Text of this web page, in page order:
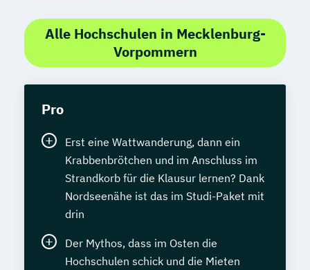
Alle Hochschulen in Mecklenburg-
Vorpommern
Pro
Erst eine Wattwanderung, dann ein
Krabbenbrötchen und im Anschluss im
Strandkorb für die Klausur lernen? Dank
Nordseenähe ist das im Studi-Paket mit
drin
Der Mythos, dass im Osten die
Hochschulen schick und die Mieten